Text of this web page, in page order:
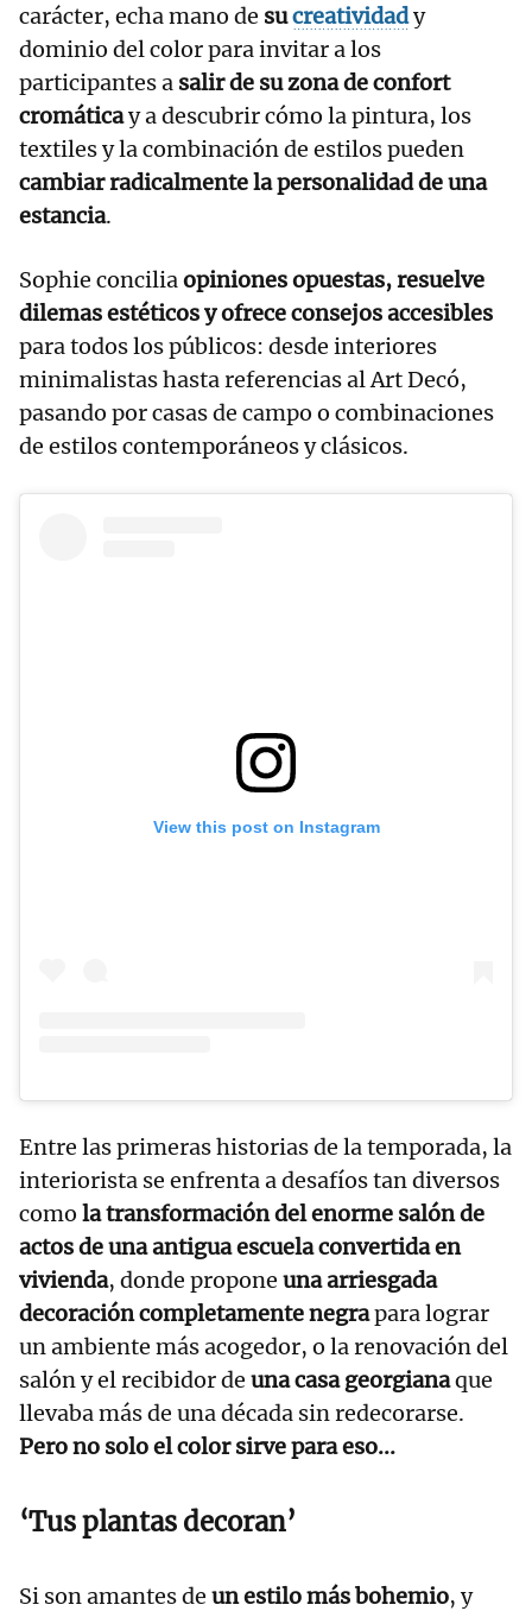
carácter, echa mano de sucreatividady
dominio del color para invitar a los
participantes a salir de su zona de confort
cromáticay a descubrir cómo la pintura, los
textiles y la combinación de estilos pueden
cambiar radicalmente la personalidad de una
estancia.
Sophie conciliaopiniones opuestas, resuelve
dilemas estéticos y ofrece consejos accesibles
para todos los públicos: desde interiores
minimalistas hasta referencias al Art Decó,
pasando por casas de campo o combinaciones
de estilos contemporáneos y clásicos.
View this post on Instagram
Entre las primeras historias de la temporada, la
interiorista se enfrenta a desafíos tan diversos
como la transformación del enorme salón de
actos de una antigua escuela convertida en
vivienda, donde propone una arriesgada
decoración completamente negrapara lograr
un ambiente más acogedor, o la renovación del
salón y el recibidor de una casa georgianaque
llevaba más de una década sin redecorarse.
Pero no solo el color sirve para eso...
‘Tus plantas decoran’
Si son amantes de un estilo más bohemio, y